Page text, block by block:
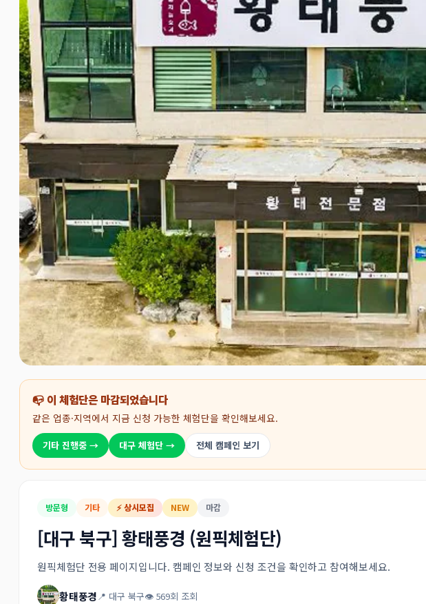
📭 이 체험단은 마감되었습니다
같은 업종·지역에서 지금 신청 가능한 체험단을 확인해보세요.
기타 진행중 → 대구 체험단 → 전체 캠페인 보기
방문형 기타 ⚡ 상시모집 NEW 마감
[대구 북구] 황태풍경 (원픽체험단)
원픽체험단 전용 페이지입니다. 캠페인 정보와 신청 조건을 확인하고 참여해보세요.
황태풍경 📍 대구 북구👁 569회 조회